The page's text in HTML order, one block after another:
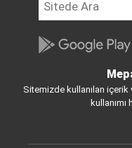
Sitemizde kullanılan içerik
kullanımı